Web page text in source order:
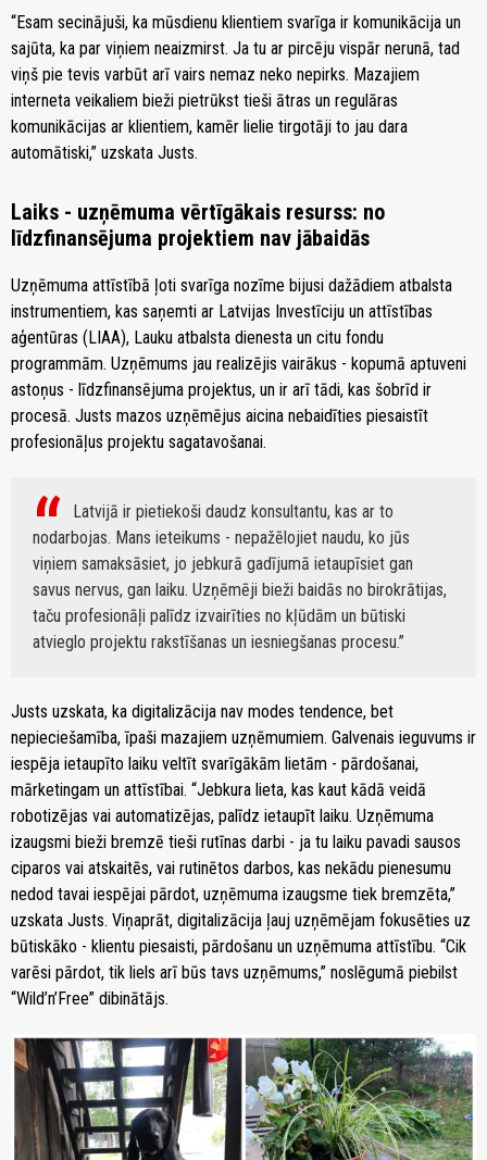
“Esam secinājuši, ka mūsdienu klientiem svarīga ir komunikācija un
sajūta, ka par viņiem neaizmirst. Ja tu ar pircēju vispār nerunā, tad
viņš pie tevis varbūt arī vairs nemaz neko nepirks. Mazajiem
interneta veikaliem bieži pietrūkst tieši ātras un regulāras
komunikācijas ar klientiem, kamēr lielie tirgotāji to jau dara
automātiski,” uzskata Justs.
Laiks - uzņēmuma vērtīgākais resurss: no
līdzfinansējuma projektiem nav jābaidās
Uzņēmuma attīstībā ļoti svarīga nozīme bijusi dažādiem atbalsta
instrumentiem, kas saņemti ar Latvijas Investīciju un attīstības
aģentūras (LIAA), Lauku atbalsta dienesta un citu fondu
programmām. Uzņēmums jau realizējis vairākus - kopumā aptuveni
astoņus - līdzfinansējuma projektus, un ir arī tādi, kas šobrīd ir
procesā. Justs mazos uzņēmējus aicina nebaidīties piesaistīt
profesionāļus projektu sagatavošanai.
Latvijā ir pietiekoši daudz konsultantu, kas ar to
nodarbojas. Mans ieteikums - nepažēlojiet naudu, ko jūs
viņiem samaksāsiet, jo jebkurā gadījumā ietaupīsiet gan
savus nervus, gan laiku. Uzņēmēji bieži baidās no birokrātijas,
taču profesionāļi palīdz izvairīties no kļūdām un būtiski
atvieglo projektu rakstīšanas un iesniegšanas procesu.
Justs uzskata, ka digitalizācija nav modes tendence, bet
nepieciešamība, īpaši mazajiem uzņēmumiem. Galvenais ieguvums ir
iespēja ietaupīto laiku veltīt svarīgākām lietām - pārdošanai,
mārketingam un attīstībai. “Jebkura lieta, kas kaut kādā veidā
robotizējas vai automatizējas, palīdz ietaupīt laiku. Uzņēmuma
izaugsmi bieži bremzē tieši rutīnas darbi - ja tu laiku pavadi sausos
ciparos vai atskaitēs, vai rutinētos darbos, kas nekādu pienesumu
nedod tavai iespējai pārdot, uzņēmuma izaugsme tiek bremzēta,”
uzskata Justs. Viņaprāt, digitalizācija ļauj uzņēmējam fokusēties uz
būtiskāko - klientu piesaisti, pārdošanu un uzņēmuma attīstību. “Cik
varēsi pārdot, tik liels arī būs tavs uzņēmums,” noslēgumā piebilst
“Wild’n’Free” dibinātājs.